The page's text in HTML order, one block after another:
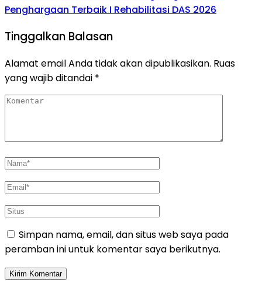
Penghargaan Terbaik I Rehabilitasi DAS 2026
Tinggalkan Balasan
Alamat email Anda tidak akan dipublikasikan. Ruas
yang wajib ditandai *
Simpan nama, email, dan situs web saya pada
peramban ini untuk komentar saya berikutnya.